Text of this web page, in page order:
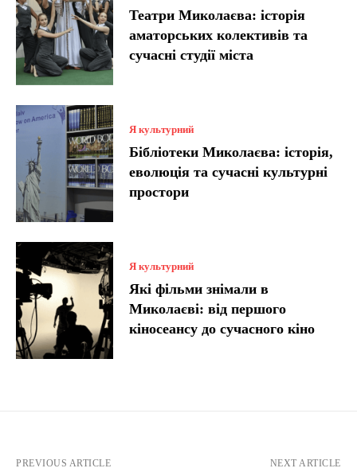
Театри Миколаєва: історія
аматорських колективів та
сучасні студії міста
Я культурний
Бібліотеки Миколаєва: історія,
еволюція та сучасні культурні
простори
Я культурний
Які фільми знімали в
Миколаєві: від першого
кіносеансу до сучасного кіно
PREVIOUS ARTICLE NEXT ARTICLE